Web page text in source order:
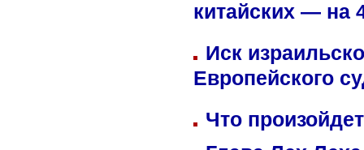
китайских — на
Иск
Европейского
Что